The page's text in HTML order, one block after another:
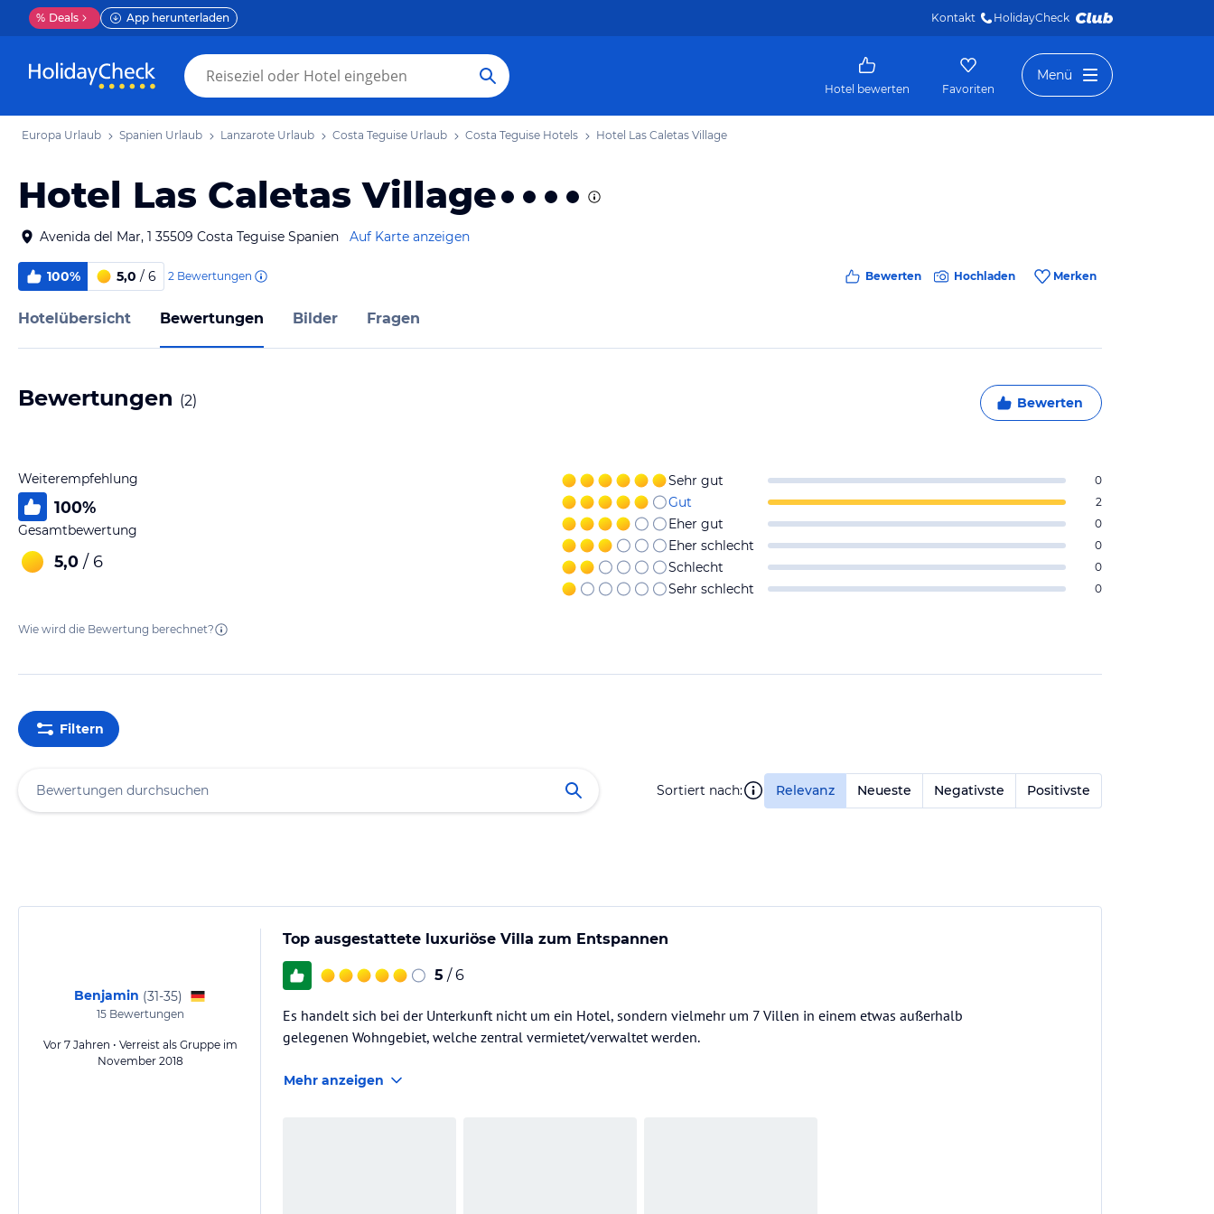
% Deals App herunterladen Kontakt HolidayCheck
Hotel bewerten Favoriten
Menü
Europa Urlaub Spanien Urlaub Lanzarote Urlaub Costa Teguise Urlaub Costa Teguise Hotels Hotel Las Caletas Village
Hotel Las Caletas Village
Avenida del Mar, 1 35509 Costa Teguise Spanien Auf Karte anzeigen
100% 5,0 / 6 2 Bewertungen Bewerten Hochladen Merken
Hotelübersicht Bewertungen Bilder Fragen
Bewertungen (2) Bewerten
Weiterempfehlung
100%
Gesamtbewertung
5,0 / 6
Sehr gut 0
Gut 2
Eher gut 0
Eher schlecht 0
Schlecht 0
Sehr schlecht 0
Wie wird die Bewertung berechnet?
Filtern
Sortiert nach: Relevanz Neueste Negativste Positivste
Benjamin (31-35)
15Bewertungen
Vor 7 Jahren • Verreist als Gruppe im
November 2018
Top ausgestattete luxuriöse Villa zum Entspannen
5 / 6
Es handelt sich bei der Unterkunft nicht um ein Hotel, sondern vielmehr um 7 Villen in einem etwas außerhalb
gelegenen Wohngebiet, welche zentral vermietet/verwaltet werden.
Mehr anzeigen